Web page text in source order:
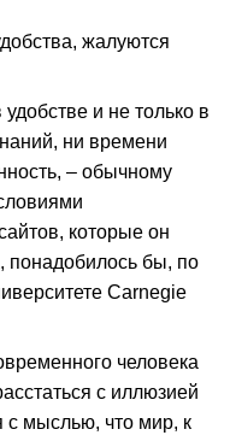
жалуются
и не только в
ни времени
– обычному
которые он
понадобилось бы, по
Carnegie
человека
с иллюзией
с мыслью, что мир, к